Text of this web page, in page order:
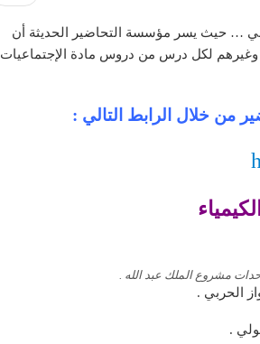
… حيث يسر مؤسسة التحاضير الحديثة أن
لكل درس من دروس مادة الإجتماعيات
من خلال الرابط التالي :
مشروع الملك عبد الله .
الحربي .
.